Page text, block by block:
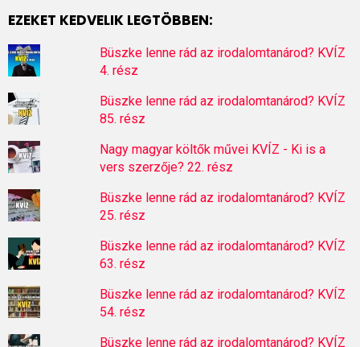
EZEKET KEDVELIK LEGTÖBBEN:
Büszke lenne rád az irodalomtanárod? KVÍZ
4. rész
Büszke lenne rád az irodalomtanárod? KVÍZ
85. rész
Nagy magyar költők művei KVÍZ - Ki is a
vers szerzője? 22. rész
Büszke lenne rád az irodalomtanárod? KVÍZ
25. rész
Büszke lenne rád az irodalomtanárod? KVÍZ
63. rész
Büszke lenne rád az irodalomtanárod? KVÍZ
54. rész
Büszke lenne rád az irodalomtanárod? KVÍZ